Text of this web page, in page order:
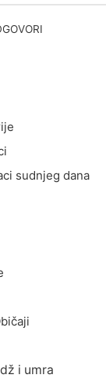
sudnjeg dana
i umra